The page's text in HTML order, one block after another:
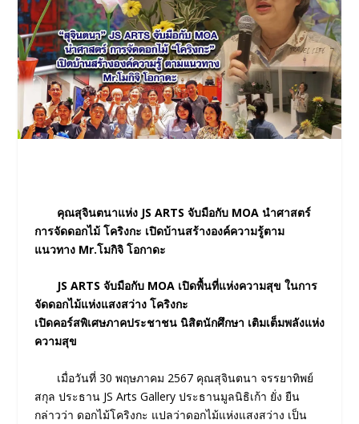
คุณสุจินตนาแห่ง JS ARTS จับมือกับ MOA นำศาสตร์
การจัดดอกไม้ โคริงกะ เปิดบ้านสร้างองค์ความรู้ตาม
แนวทาง Mr.โมกิจิ โอกาดะ
JS ARTS จับมือกับ MOA เปิดพื้นที่แห่งความสุข ในการ
จัดดอกไม้แห่งแสงสว่าง โคริงกะ
เปิดคอร์สพิเศษภาคประชาชน นิสิตนักศึกษา เติมเต็มพลังแห่ง
ความสุข
เมื่อวันที่ 30 พฤษภาคม 2567 คุณสุจินตนา จรรยาทิพย์
สกุล ประธาน JS​ Art​s Gallery ประธานมูลนิธิเก้า ยั่ง ยืน
กล่าวว่า ดอกไม้โคริงกะ แปลว่าดอกไม้แห่งแสงสว่าง เป็น